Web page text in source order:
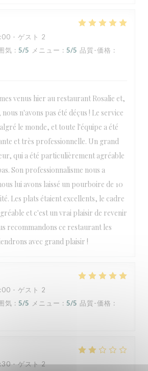
- ゲスト 2
気 : 5/5 メニュー : 5/5 品質-価格 :
venus hier au restaurant Rosalie et,
n'avons pas été déçus ! Le service
le monde, et toute l'équipe a été
et très professionnelle. Un grand
qui a été particulièrement agréable
Son professionnalisme nous a
lui avons laissé un pourboire de 10
Les plats étaient excellents, le cadre
et c'est un vrai plaisir de revenir
recommandons ce restaurant les
avec grand plaisir !
- ゲスト 2
気 : 5/5 メニュー : 5/5 品質-価格 :
- ゲスト 2